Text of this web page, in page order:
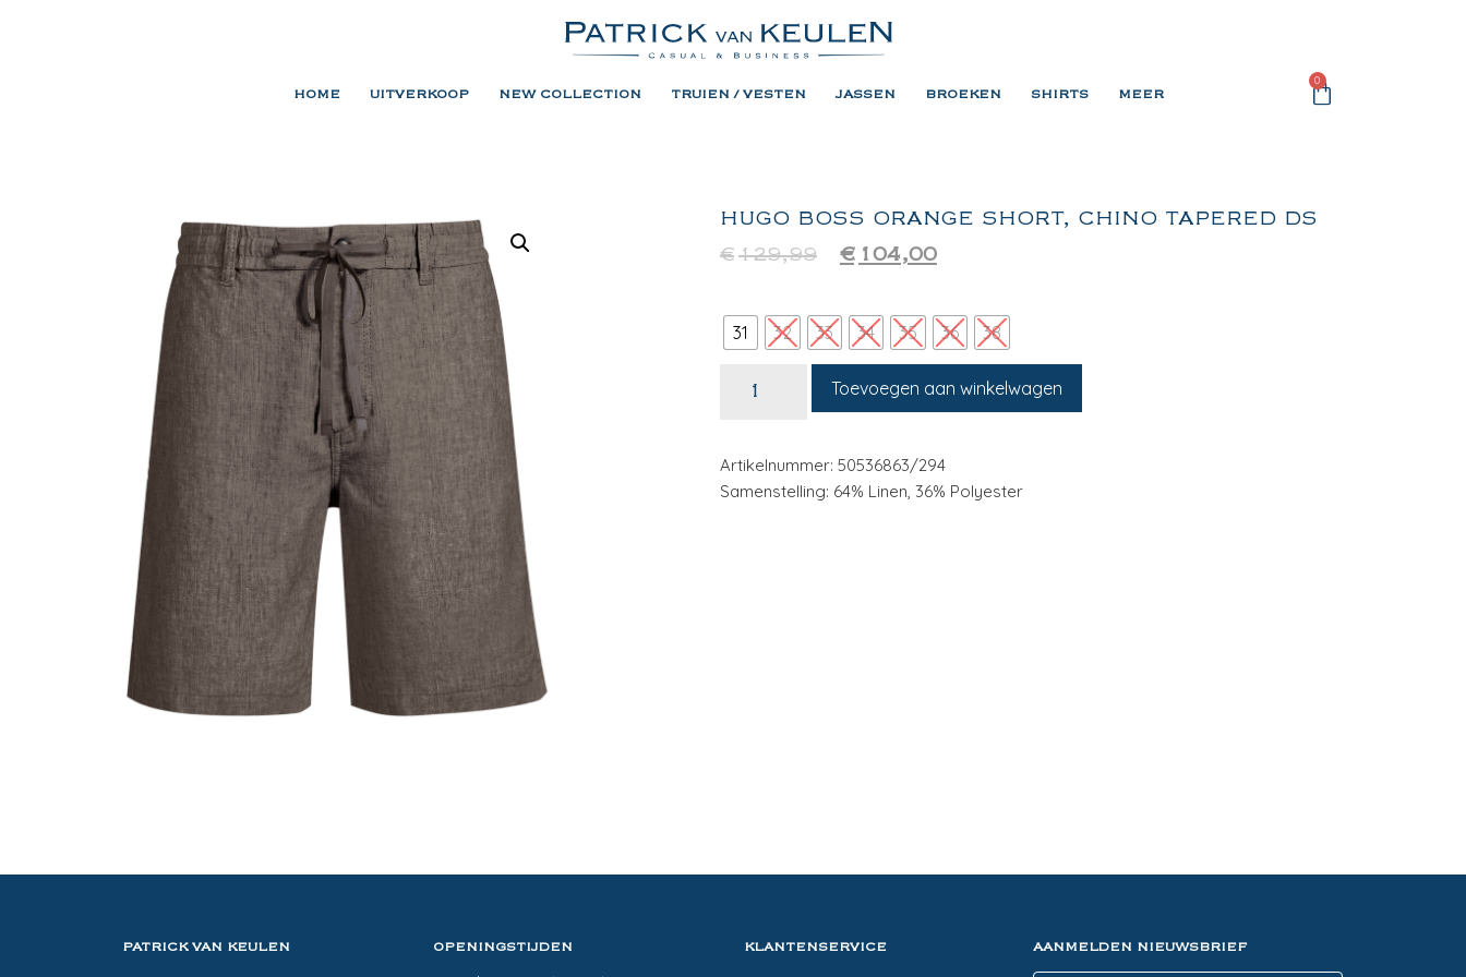
HOME UITVERKOOP NEW COLLECTION TRUIEN / VESTEN JASSEN BROEKEN SHIRTS MEER
0
HUGO BOSS ORANGE SHORT, CHINO TAPERED DS
€129,99 € 104,00
31 32 33 34 35 36 38
Toevoegen aan winkelwagen
Artikelnummer: 50536863/294
Samenstelling: 64% Linen, 36% Polyester
PATRICK VAN KEULEN OPENINGSTIJDEN KLANTENSERVICE AANMELDEN NIEUWSBRIEF